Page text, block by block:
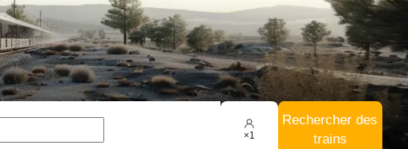
×1
Rechercher des
trains